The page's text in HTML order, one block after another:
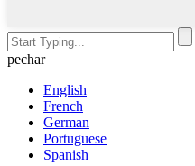
pechar
English
French
German
Portuguese
Spanish